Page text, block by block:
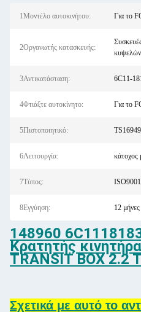
1Μοντέλο αυτοκινήτου: Για το
2Οργανωτής κατασκευής:
κυψελών
3Αντικατάσταση: 6C11-
4Φτιάξτε αυτοκίνητο: Για το
5Πιστοποιητικό:
6Λειτουργία: κάτοχος
7Τύπος: ISO9001
8Εγγύηση: 12 μήνες
148960
Κρατητής
TRANSIT BOX 2.2
Σχετικά με αυτό το